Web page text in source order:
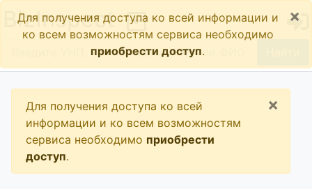
BizInspect
Для получения доступа ко всей информации и
ко всем возможностям сервиса необходимо
приобрести доступ.
×
Для получения доступа ко всей
информации и ко всем возможностям
сервиса необходимо приобрести
доступ.
×